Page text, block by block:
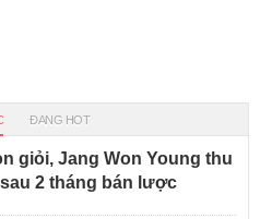
ĐANG HOT
giỏi, Jang Won Young thu
2 tháng bán lược